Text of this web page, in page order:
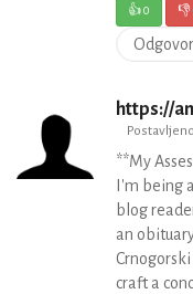
👍0 👎
https://
**My
I'm being
blog
an
craft a